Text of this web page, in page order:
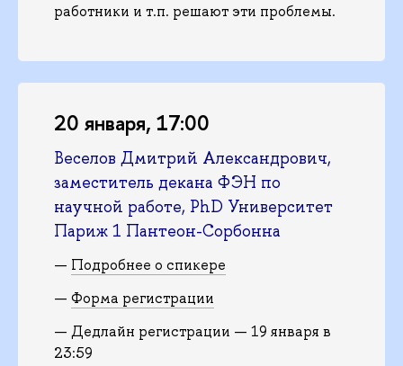
работники и т.п. решают эти проблемы.
20 января, 17:00
Веселов Дмитрий Александрович,
заместитель декана ФЭН по
научной работе, PhD Университет
Париж 1 Пантеон-Сорбонна
— Подробнее о спикере
— Форма регистрации
— Дедлайн регистрации — 19 января в
23:59